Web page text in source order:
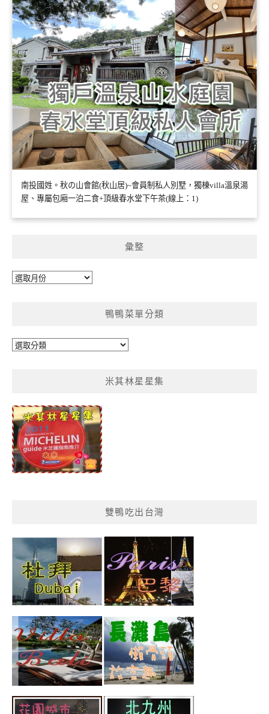
南投國姓。秋の山會館(秋山居)~會員制私人別墅，獨棟villa溫泉湯
屋、專屬包廂一泊二食+頂級春水堂下午茶(線上：1)
彙整
彙
鴨鴨菜單分類
鴨
類
米其林星星集
雙鴨吃出台灣